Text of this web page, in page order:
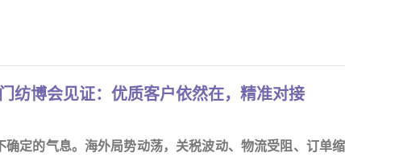
纺博会见证：优质客户依然在，精准对接
定的气息。海外局势动荡，关税波动、物流受阻、订单缩